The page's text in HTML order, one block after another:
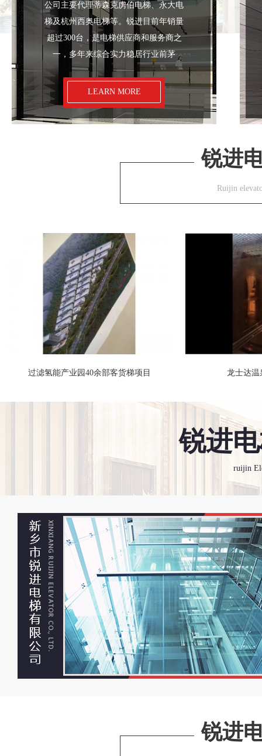
电梯装潢
货梯
观光电梯 观
公司主要代理蒂森克虏伯电梯、永大电
梯及杭州西奥电梯等。锐进目前年销量
超过300台，是电梯供应商和服务商之
一，多年来综合实力稳居行业前茅
LEARN MORE
锐进
Ruijin
过滤氢能产业园40余部客货梯项目 龙士达温
嘉亿新闻大厦 河师大图书馆，
锐进
ruijin
锐进